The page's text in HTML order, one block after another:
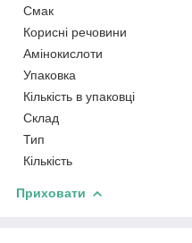
Смак
Корисні речовини
Амінокислоти
Упаковка
Кількість в упаковці
Склад
Тип
Кількість
Приховати